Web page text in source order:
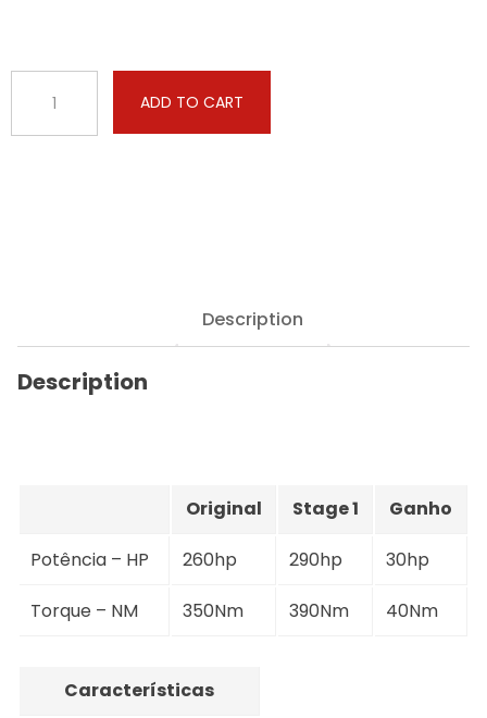
A8
ADD TO CART
Description
Description
Original Stage 1 Ganho
Potência – HP 260hp 290hp 30hp
Torque – NM 350Nm 390Nm 40Nm
Características